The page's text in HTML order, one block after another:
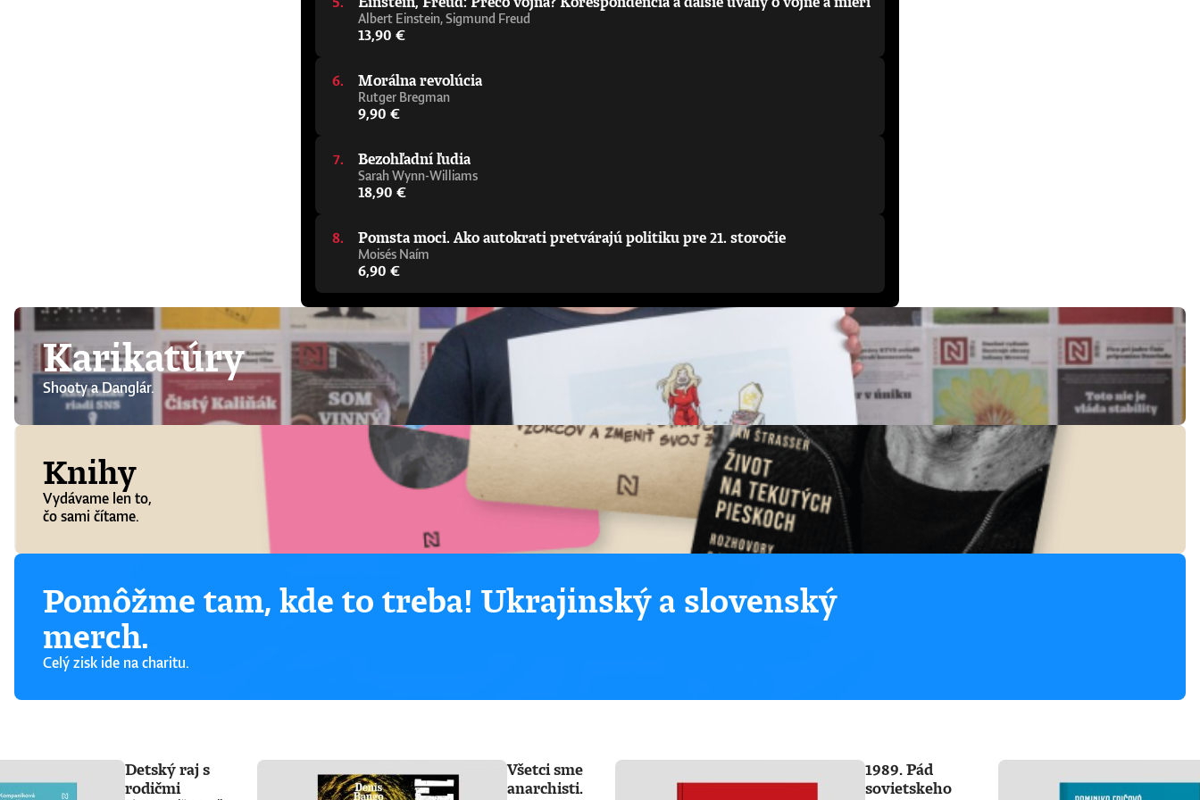
Albert Einstein, Sigmund Freud
13,90 €
Morálna revolúcia
Rutger Bregman
9,90 €
Bezohľadní ľudia
Sarah Wynn-Williams
18,90 €
Pomsta moci. Ako autokrati pretvárajú politiku pre 21. storočie
Moisés Naím
6,90 €
Karikatúry
Shooty a Danglár.
Knihy
Vydávame len to,
čo sami čítame.
Pomôžme tam, kde to treba! Ukrajinský a slovenský
merch.
Celý zisk ide na charitu.
Detský raj s
rodičmi
Všetci sme
anarchisti.
1989. Pád
sovietskeho